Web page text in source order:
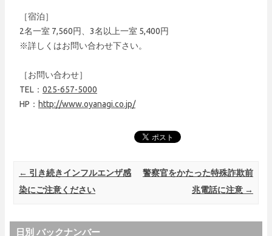
［宿泊］
2名一室 7,560円、3名以上一室 5,400円
※詳しくはお問い合わせ下さい。
［お問い合わせ］
TEL： 025-657-5000
HP： http://www.oyanagi.co.jp/
Post navigation
← 引き続きインフルエンザ感
染にご注意ください
警察官をかたった特殊詐欺前
兆電話に注意 →
日別 バックナンバー